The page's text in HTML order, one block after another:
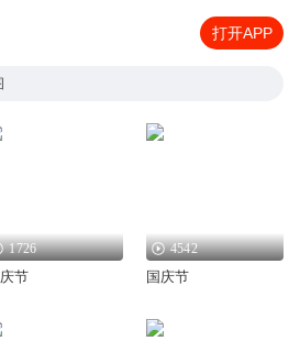
打开APP
1726
节
4542
国庆节